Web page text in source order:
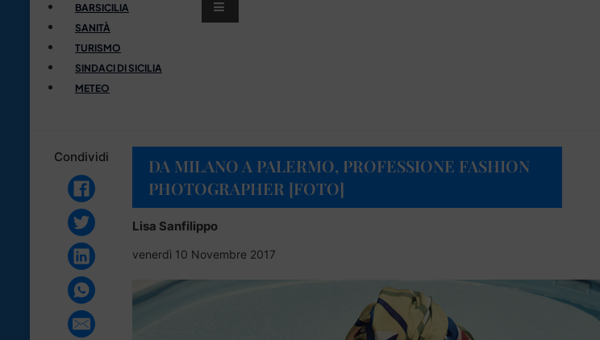
BARSICILIA
SANITÀ
TURISMO
SINDACI DI SICILIA
METEO
Condividi
DA MILANO A PALERMO, PROFESSIONE FASHION
PHOTOGRAPHER [FOTO]
Lisa Sanfilippo
venerdì 10 Novembre 2017